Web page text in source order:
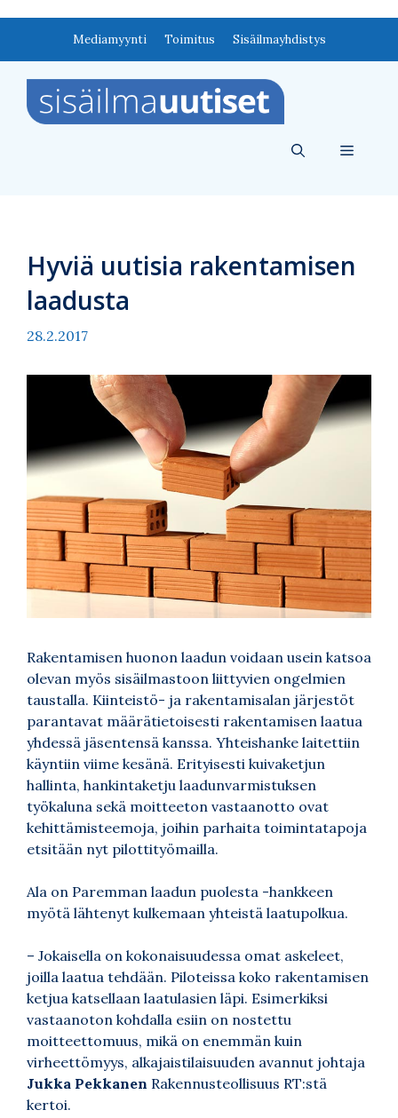
Mediamyynti Toimitus Sisäilmayhdistys
Valikko
Hyviä uutisia rakentamisen
laadusta
28.2.2017
Rakentamisen huonon laadun voidaan usein katsoa
olevan myös sisäilmastoon liittyvien ongelmien
taustalla. Kiinteistö- ja rakentamisalan järjestöt
parantavat määrätietoisesti rakentamisen laatua
yhdessä jäsentensä kanssa. Yhteishanke laitettiin
käyntiin viime kesänä. Erityisesti kuivaketjun
hallinta, hankintaketju laadunvarmistuksen
työkaluna sekä moitteeton vastaanotto ovat
kehittämisteemoja, joihin parhaita toimintatapoja
etsitään nyt pilottityömailla.
Ala on Paremman laadun puolesta -hankkeen
myötä lähtenyt kulkemaan yhteistä laatupolkua.
– Jokaisella on kokonaisuudessa omat askeleet,
joilla laatua tehdään. Piloteissa koko rakentamisen
ketjua katsellaan laatulasien läpi. Esimerkiksi
vastaanoton kohdalla esiin on nostettu
moitteettomuus, mikä on enemmän kuin
virheettömyys, alkajaistilaisuuden avannut johtaja
Jukka Pekkanen Rakennusteollisuus RT:stä
kertoi.